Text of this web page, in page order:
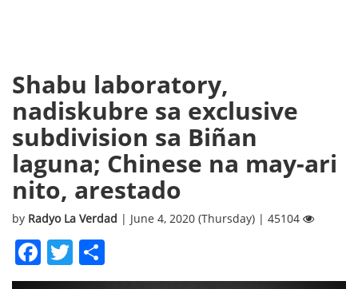
Shabu laboratory,
nadiskubre sa exclusive
subdivision sa Biñan
laguna; Chinese na may-ari
nito, arestado
by Radyo La Verdad | June 4, 2020 (Thursday) | 45104
Facebook
Twitter